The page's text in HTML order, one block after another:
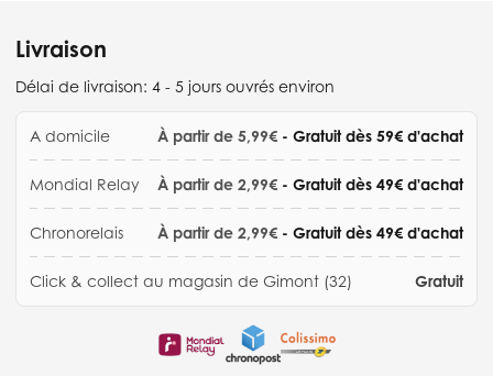
Livraison
Délai de livraison: 4 - 5 jours ouvrés environ
A domicile À partir de 5,99€ - Gratuit dès 59€ d'achat
Mondial Relay À partir de 2,99€ - Gratuit dès 49€ d'achat
Chronorelais À partir de 2,99€ - Gratuit dès 49€ d'achat
Click & collect au magasin de Gimont (32) Gratuit